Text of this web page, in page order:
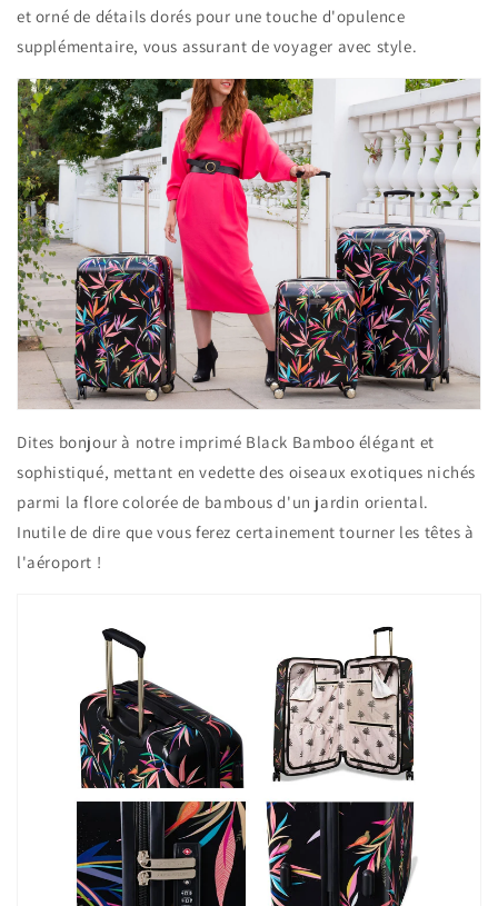
et orné de détails dorés pour une touche d'opulence
supplémentaire, vous assurant de voyager avec style.
Dites bonjour à notre imprimé Black Bamboo élégant et
sophistiqué, mettant en vedette des oiseaux exotiques nichés
parmi la flore colorée de bambous d'un jardin oriental.
Inutile de dire que vous ferez certainement tourner les têtes à
l'aéroport !